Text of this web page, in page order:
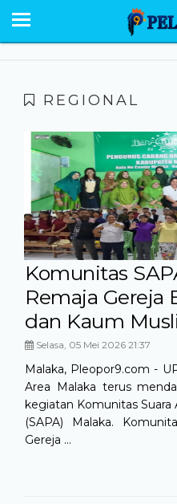
BERANDA
EKONOMI POLITIK
OPINI
HUMANIORA
HUKUM KRIMINAL
GALERI
REGIONAL
Komunitas
Remaja Gereja
dan Kaum
Selasa, 05 Mei 2026 21:37
Malaka, Pleopor9.com -
Area Malaka terus
kegiatan Komunitas
(SAPA) Malaka.
Gereja ...